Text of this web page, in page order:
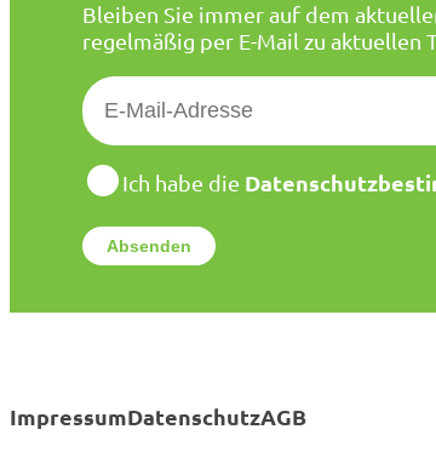
Bleiben Sie immer auf dem
regelmäßig per E-Mail zu aktuellen
E
-
M
a
l
*
D
t
e
z
Ich habe die
ImpressumDatenschutzAGB